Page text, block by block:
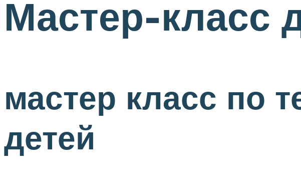
Мастер-класс
мастер класс по
детей